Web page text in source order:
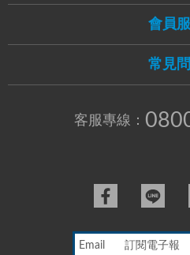
會員
常見
客服專線：
Email